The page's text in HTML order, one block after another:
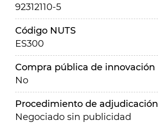
92312110-5
Código NUTS
ES300
Compra pública de innovación
No
Procedimiento de adjudicación
Negociado sin publicidad